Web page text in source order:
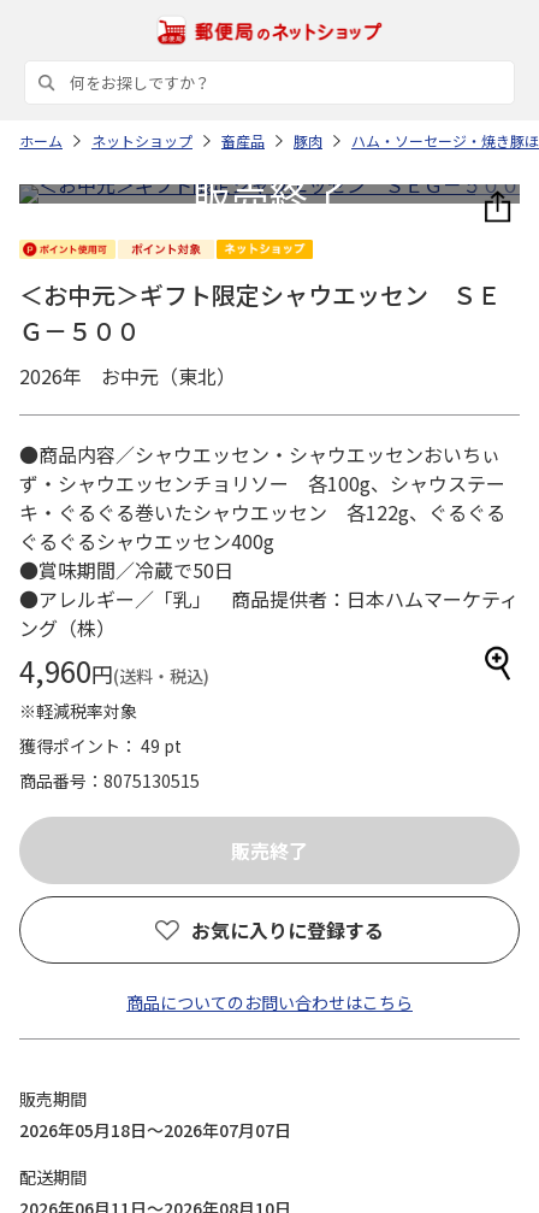
ホーム ネットショップ 畜産品 豚肉 ハム・ソーセージ・焼き豚
＜お中元＞ギフト限定シャウエッセン ＳＥ
Ｇ－５００
2026年 お中元（東北）
●商品内容／シャウエッセン・シャウエッセンおいちぃ
ず・シャウエッセンチョリソー 各100g、シャウステー
キ・ぐるぐる巻いたシャウエッセン 各122g、ぐるぐる
ぐるぐるシャウエッセン400g
●賞味期間／冷蔵で50日
●アレルギー／「乳」 商品提供者：日本ハムマーケティ
ング（株）
4,960円(送料・税込)
※軽減税率対象
獲得ポイント： 49 pt
商品番号
8075130515
お気に入りに登録する
商品についてのお問い合わせはこちら
販売期間
2026年05月18日～2026年07月07日
配送期間
2026年06月11日～2026年08月10日